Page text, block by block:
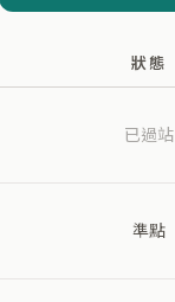
狀態
已過站
準點